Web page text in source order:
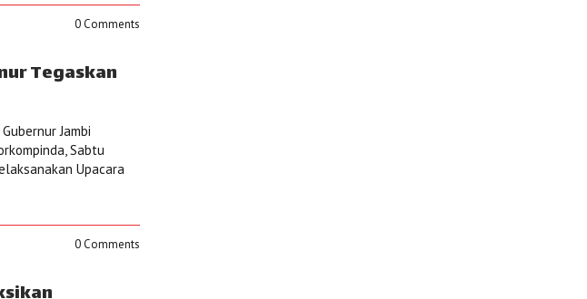
0 Comments
Tegaskan
Jambi
Sabtu
Upacara
0 Comments